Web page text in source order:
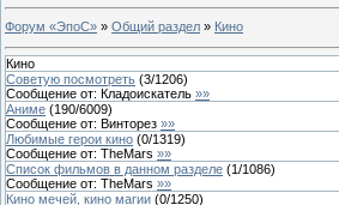
Форум «ЭпоС» » Общий раздел » Кино
Кино
Советую посмотреть (3/1206)
Сообщение от: Кладоискатель »»
Аниме (190/6009)
Сообщение от: Винторез »»
Любимые герои кино (0/1319)
Сообщение от: TheMars »»
Список фильмов в данном разделе (1/1086)
Сообщение от: TheMars »»
Кино мечей, кино магии (0/1250)